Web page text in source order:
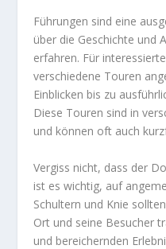
Führungen sind eine
über die Geschichte und
erfahren. Für
verschiedene Touren
Einblicken bis zu
Diese Touren sind in
und können oft auch
Vergiss nicht, dass der
ist es wichtig, auf
Schultern und Knie
Ort und seine Besucher
und bereichernden